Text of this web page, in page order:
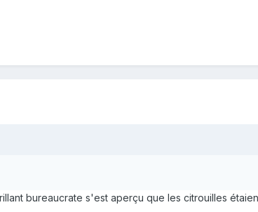
bureaucrate s'est aperçu que les citrouilles